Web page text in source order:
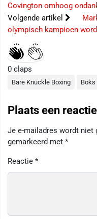
Covington omhoog
Volgende artikel
olympisch kampioen
0 claps
Bare Knuckle Boxing Boks
Plaats een reactie
Je e-mailadres wordt niet
gemarkeerd met *
Reactie *